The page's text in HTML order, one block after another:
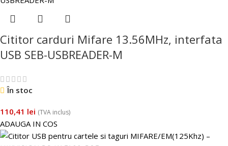
Cititor carduri Mifare 13.56MHz, interfata
USB SEB-USBREADER-M
În stoc
110,41 lei (TVA inclus)
ADAUGA IN COS